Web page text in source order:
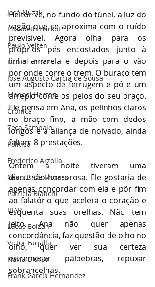
José Nuzzi
Elizabeth Harkot
Paulo Velten
Daniel Ferraz
José Augusto Garcia de Sousa
Manoel Herzog
Crônica
Zeca Sampaio
Política
Frederico Arzolla
Gean B. de Moraes
Patrícia Bianchi
IBAP
Lucas Bolzan
Victor Farjalla
Flavia D'urso
Frank García Hernandez
Heitor vê, no fundo do túnel, a luz do
vagão que se aproxima com o ruído
previsível. Agora olha para os
próprios pés encostados junto à
linha amarela e depois para o vão
por onde corre o trem. O buraco tem
um aspecto de ferrugem e pó e um
arrepio corre os pelos do seu braço.
Ele pensa em Ana, os pelinhos claros
no braço fino, a mão com dedos
longos e a aliança de noivado, ainda
faltam 8 prestações.
Ontem à noite tiveram uma
discussão horrorosa. Ele gostaria de
apenas concordar com ela e pôr fim
ao falatório que acelera o coração e
esquenta suas orelhas. Não tem
jeito, Ana não quer apenas
concordância, faz questão de olho no
olho, quer ver sua certeza
estremecer pálpebras, repuxar
sobrancelhas.